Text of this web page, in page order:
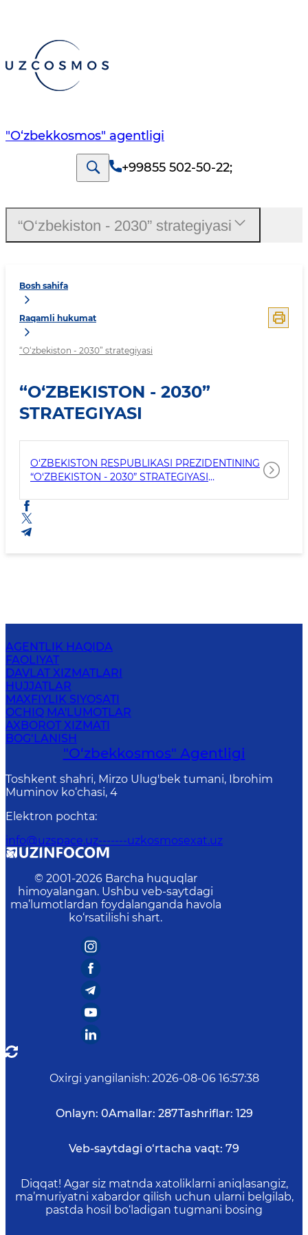
"O‘zbekkosmos" agentligi
+99855 502-50-22;
Bosh sahifa
Raqamli hukumat
“O‘zbekiston - 2030” strategiyasi
“O‘ZBEKISTON - 2030”
STRATEGIYASI
O‘ZBEKISTON RESPUBLIKASI PREZIDENTINING
“O‘ZBEKISTON - 2030” STRATEGIYASI
“O‘zbekiston - 2030” strategiyasi
AGENTLIK HAQIDA
FAOLIYAT
DAVLAT XIZMATLARI
HUJJATLAR
MAXFIYLIK SIYOSATI
OCHIQ MA'LUMOTLAR
AXBOROT XIZMATI
BOG‘LANISH
"O‘zbekkosmos" Agentligi
Toshkent shahri, Mirzo Ulug'bek tumani, Ibrohim
Muminov ko‘chasi, 4
Elektron pochta:
info@uzspace.uz-------uzkosmosexat.uz
© 2001-2026 Barcha huquqlar
himoyalangan. Ushbu veb-saytdagi
ma’lumotlardan foydalanganda havola
ko‘rsatilishi shart.
Oxirgi yangilanish: 2026-08-06 16:57:38
Onlayn: 0Amallar: 287Tashriflar: 129
Veb-saytdagi o‘rtacha vaqt: 79
Diqqat! Agar siz matnda xatoliklarni aniqlasangiz,
ma’muriyatni xabardor qilish uchun ularni belgilab,
pastda hosil bo‘ladigan tugmani bosing